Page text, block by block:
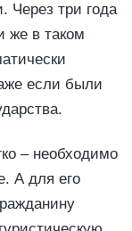
Через три года
же в таком
если были
– необходимо
А для его